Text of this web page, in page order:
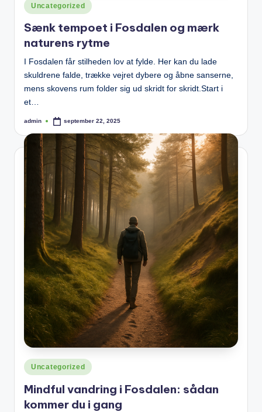
Posted
in
Uncategorized
Sænk tempoet i Fosdalen og mærk
naturens rytme
I Fosdalen får stilheden lov at fylde. Her kan du lade
skuldrene falde, trække vejret dybere og åbne sanserne,
mens skovens rum folder sig ud skridt for skridt.Start i
et…
Posted
admin september 22, 2025
Posted
in
Uncategorized
Mindful vandring i Fosdalen: sådan
kommer du i gang